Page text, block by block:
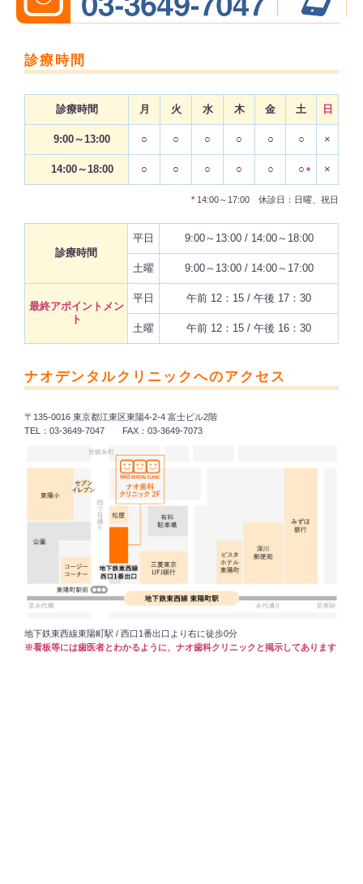
診療時間
診療時間 月 火 水 木 金 土 日
9:00～13:00 ○ ○ ○ ○ ○ ○ ×
14:00～18:00 ○ ○ ○ ○ ○ ○ * ×
* 14:00～17:00 休診日：日曜、祝日
診療時間
平日 9:00～13:00 / 14:00～18:00
土曜 9:00～13:00 / 14:00～17:00
最終アポイントメン
ト
平日 午前 12：15 / 午後 17：30
土曜 午前 12：15 / 午後 16：30
ナオデンタルクリニックへのアクセス
〒135-0016 東京都江東区東陽4-2-4 富士ビル2階
TEL：03-3649-7047 FAX：03-3649-7073
地下鉄東西線東陽町駅 / 西口1番出口より右に徒歩0分
※看板等には歯医者とわかるように、ナオ歯科クリニックと掲示してあります